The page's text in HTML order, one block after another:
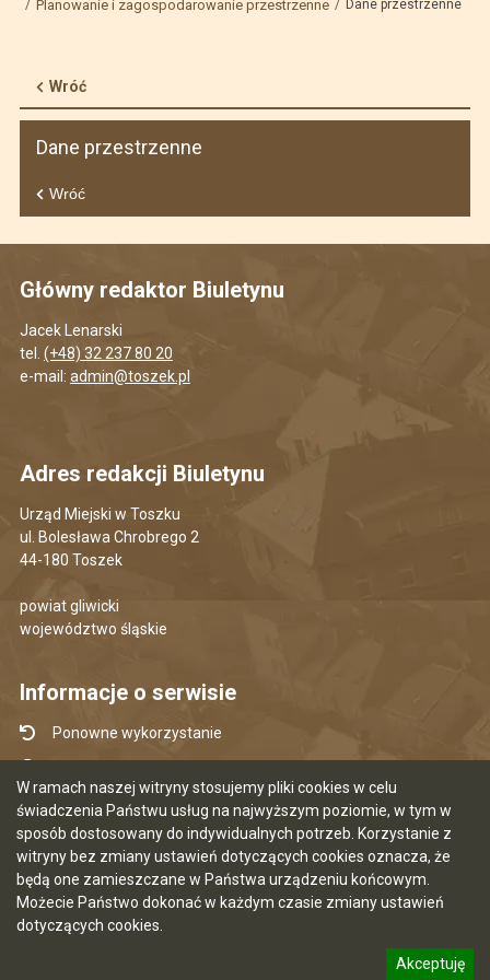
W ramach naszej witryny stosujemy pliki cookies w celu
świadczenia Państwu usług na najwyższym poziomie, w tym w
sposób dostosowany do indywidualnych potrzeb. Korzystanie z
witryny bez zmiany ustawień dotyczących cookies oznacza, że
będą one zamieszczane w Państwa urządzeniu końcowym.
Możecie Państwo dokonać w każdym czasie zmiany ustawień
dotyczących cookies.
Akceptuję
Planowanie i zagospodarowanie przestrzenne Dane przestrzenne
Wróć
Dane przestrzenne
Wróć
Główny redaktor Biuletynu
Jacek Lenarski
tel. (+48) 32 237 80 20
e-mail: admin@toszek.pl
Adres redakcji Biuletynu
Urząd Miejski w Toszku
ul. Bolesława Chrobrego 2
44-180 Toszek
powiat gliwicki
województwo śląskie
Informacje o serwisie
Ponowne wykorzystanie
Mapa serwisu
Instrukcja obsługi
Statystyki oglądalności
Ostatnia aktualizacja BIP: 07.08.2026 12:50
CMS i hosting: Logonet Sp. z o.o. w Bydgoszczy